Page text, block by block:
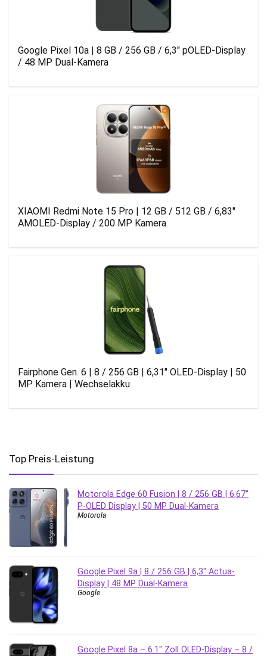
Google Pixel 10a | 8 GB / 256 GB / 6,3″ pOLED-Display
/ 48 MP Dual-Kamera
XIAOMI Redmi Note 15 Pro | 12 GB / 512 GB / 6,83″
AMOLED-Display / 200 MP Kamera
Fairphone Gen. 6 | 8 / 256 GB | 6,31″ OLED-Display | 50
MP Kamera | Wechselakku
Top Preis-Leistung
Motorola Edge 60 Fusion | 8 / 256 GB | 6,67″
P-OLED Display | 50 MP Dual-Kamera
Motorola
Google Pixel 9a | 8 / 256 GB | 6,3″ Actua-
Display | 48 MP Dual-Kamera
Google
Google Pixel 8a – 6.1″ Zoll OLED-Display – 8 /